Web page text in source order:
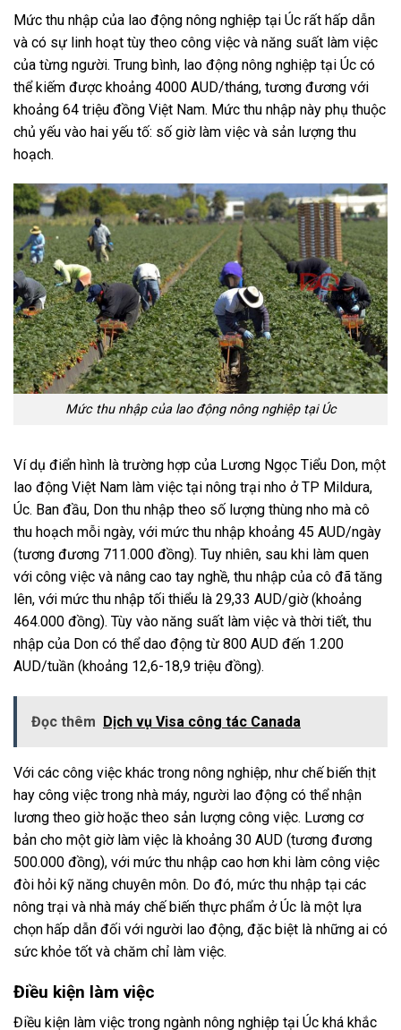
Mức thu nhập của lao động nông nghiệp tại Úc rất hấp dẫn
và có sự linh hoạt tùy theo công việc và năng suất làm việc
của từng người. Trung bình, lao động nông nghiệp tại Úc có
thể kiếm được khoảng 4000 AUD/tháng, tương đương với
khoảng 64 triệu đồng Việt Nam. Mức thu nhập này phụ thuộc
chủ yếu vào hai yếu tố: số giờ làm việc và sản lượng thu
hoạch.
Mức thu nhập của lao động nông nghiệp tại Úc
Ví dụ điển hình là trường hợp của Lương Ngọc Tiểu Don, một
lao động Việt Nam làm việc tại nông trại nho ở TP Mildura,
Úc. Ban đầu, Don thu nhập theo số lượng thùng nho mà cô
thu hoạch mỗi ngày, với mức thu nhập khoảng 45 AUD/ngày
(tương đương 711.000 đồng). Tuy nhiên, sau khi làm quen
với công việc và nâng cao tay nghề, thu nhập của cô đã tăng
lên, với mức thu nhập tối thiểu là 29,33 AUD/giờ (khoảng
464.000 đồng). Tùy vào năng suất làm việc và thời tiết, thu
nhập của Don có thể dao động từ 800 AUD đến 1.200
AUD/tuần (khoảng 12,6-18,9 triệu đồng).
Đọc thêm Dịch vụ Visa công tác Canada
Với các công việc khác trong nông nghiệp, như chế biến thịt
hay công việc trong nhà máy, người lao động có thể nhận
lương theo giờ hoặc theo sản lượng công việc. Lương cơ
bản cho một giờ làm việc là khoảng 30 AUD (tương đương
500.000 đồng), với mức thu nhập cao hơn khi làm công việc
đòi hỏi kỹ năng chuyên môn. Do đó, mức thu nhập tại các
nông trại và nhà máy chế biến thực phẩm ở Úc là một lựa
chọn hấp dẫn đối với người lao động, đặc biệt là những ai có
sức khỏe tốt và chăm chỉ làm việc.
Điều kiện làm việc
Điều kiện làm việc trong ngành nông nghiệp tại Úc khá khắc